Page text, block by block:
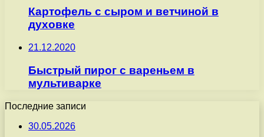
Картофель с сыром и ветчиной в
духовке
21.12.2020
Быстрый пирог с вареньем в
мультиварке
Последние записи
30.05.2026